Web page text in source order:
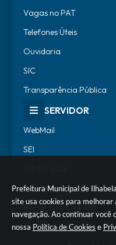
Prefeitura Municipal de
site usa cookies para melhorar
navegação. Ao continuar você
nossa Política de Cookies e
Vagas no PAT
Telefones Úteis
Ouvidoria
SIC
Transparência Pública
SERVIDOR
WebMail
SEI
Escola de Governo
Portal do Estagiário